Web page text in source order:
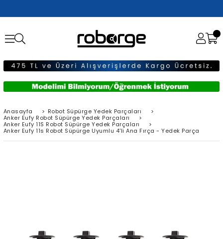
Anasayfa > Robot Süpürge Yedek Parçaları
>
Anker Eufy Robot Süpürge Yedek Parçaları
>
Anker Eufy 11S Robot Süpürge Yedek Parçaları
>
Anker Eufy 11s Robot Süpürge Uyumlu 4'li Ana Fırça - Yedek Parça